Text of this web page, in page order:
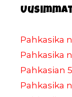
Pahkasika
Pahkasika
Pahkasian
Pahkasika